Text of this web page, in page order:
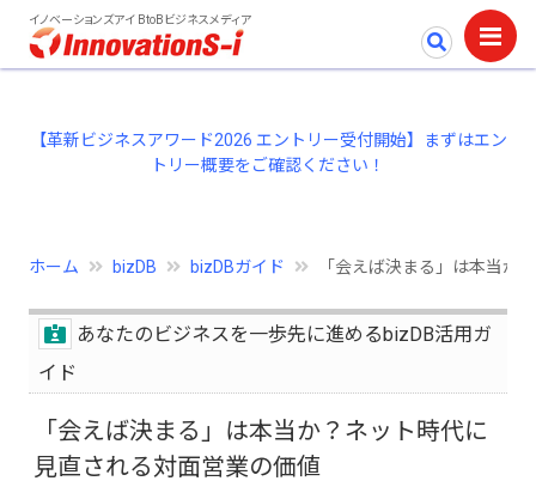
イノベーションズアイ BtoBビジネスメディア
【革新ビジネスアワード2026 エントリー受付開始】まずはエン
トリー概要をご確認ください！
ホーム bizDB bizDBガイド 「会えば決まる」は本当か
あなたのビジネスを一歩先に進めるbizDB活用ガ
イド
「会えば決まる」は本当か？ネット時代に
見直される対面営業の価値